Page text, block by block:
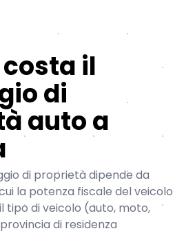
il
di
auto a
di proprietà dipende da
la potenza fiscale del veicolo
tipo di veicolo (auto, moto,
di residenza